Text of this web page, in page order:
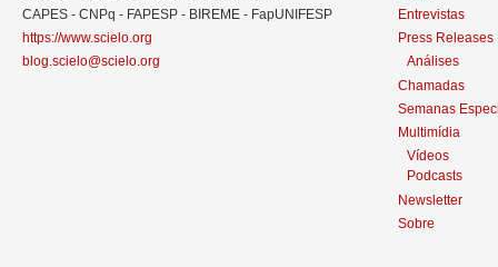
CAPES - CNPq - FAPESP - BIREME - FapUNIFESP
https://www.scielo.org
blog.scielo@scielo.org
Entrevistas
Press Releases
Análises
Chamadas
Semanas
Multimídia
Vídeos
Podcasts
Newsletter
Sobre